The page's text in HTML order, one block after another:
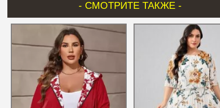
- СМОТРИТЕ ТАКЖЕ -